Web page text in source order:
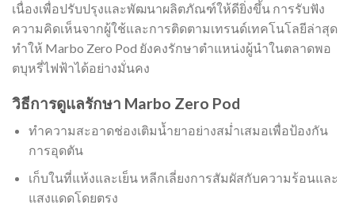
เนื่องเพื่อปรับปรุงและพัฒนาผลิตภัณฑ์ให้ดียิ่งขึ้น การรับฟัง
ความคิดเห็นจากผู้ใช้และการติดตามเทรนด์เทคโนโลยีล่าสุด
ทำให้ Marbo Zero Pod ยังคงรักษาตำแหน่งผู้นำในตลาดพอ
ตบุหรี่ไฟฟ้าได้อย่างมั่นคง
วิธีการดูแลรักษา Marbo Zero Pod
ทำความสะอาดช่องเติมน้ำยาอย่างสม่ำเสมอเพื่อป้องกัน
การอุดตัน
เก็บในที่แห้งและเย็น หลีกเลี่ยงการสัมผัสกับความร้อนและ
แสงแดดโดยตรง